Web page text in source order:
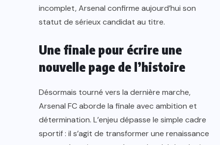
incomplet, Arsenal confirme aujourd’hui son
statut de sérieux candidat au titre.
Une finale pour écrire une
nouvelle page de l’histoire
Désormais tourné vers la dernière marche,
Arsenal FC aborde la finale avec ambition et
détermination. L’enjeu dépasse le simple cadre
sportif : il s’agit de transformer une renaissance